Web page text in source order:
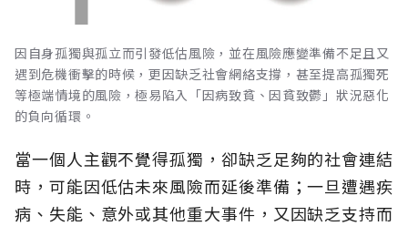
因自身孤獨與孤立而引發低估風險，並在風險應變準備不足且又
遇到危機衝擊的時候，更因缺乏社會網絡支撐，甚至提高孤獨死
等極端情境的風險，極易陷入「因病致貧、因貧致鬱」狀況惡化
的負向循環。
當一個人主觀不覺得孤獨，卻缺乏足夠的社會連結
時，可能因低估未來風險而延後準備；一旦遭遇疾
病、失能、意外或其他重大事件，又因缺乏支持而